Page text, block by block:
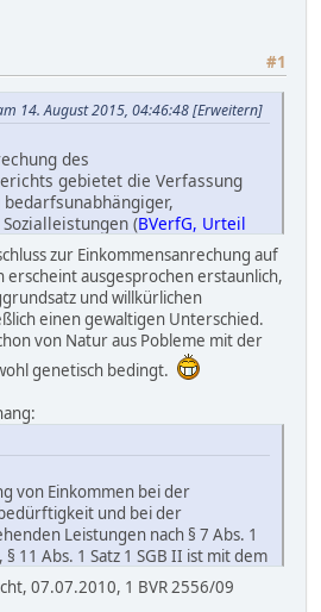
#1
14. August 2015, 04:46:48[Erweitern]
des
gebietet die Verfassung
(BVerfG, Urteil
2556/09).
zur Einkommensanrechung auf
erscheint ausgesprochen erstaunlich,
und willkürlichen
einen gewaltigen Unterschied.
von Natur aus Pobleme mit der
genetisch bedingt.
von Einkommen bei der
und bei der
Leistungen nach § 7 Abs. 1
§ 11 Abs. 1 Satz 1 SGB II ist mit dem
(vgl. zur Anrechnung des
BVerfG, Beschluss der 2.
07.07.2010, 1 BVR 2556/09